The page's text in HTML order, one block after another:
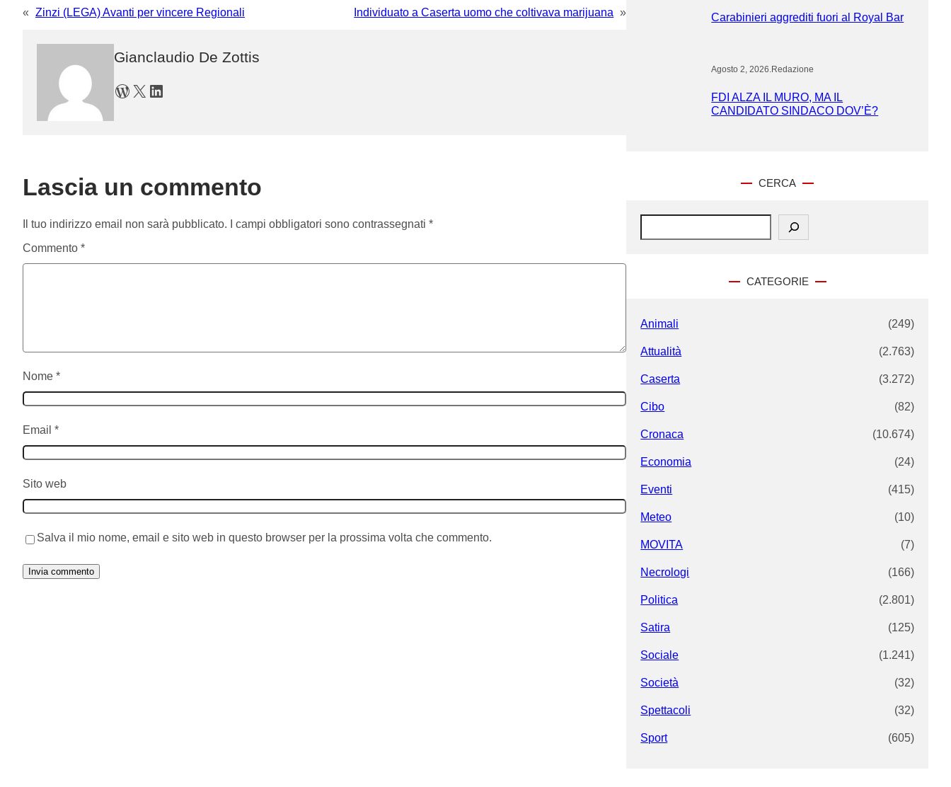
« Zinzi (LEGA) Avanti per vincere Regionali Individuato a Caserta uomo che coltivava marijuana »
Gianclaudio De Zottis
WordPress X LinkedIn
Lascia un commento
Il tuo indirizzo email non sarà pubblicato. I campi obbligatori sono contrassegnati *
Commento *
Nome *
Email *
Sito web
Salva il mio nome, email e sito web in questo browser per la prossima volta che commento.
Carabinieri aggrediti fuori al Royal Bar
Agosto 2, 2026.Redazione
FDI ALZA IL MURO, MA IL
CANDIDATO SINDACO DOV’È?
CERCA
S
CATEGORIE
Animali (249)
Attualità (2.763)
Caserta (3.272)
Cibo (82)
Cronaca (10.674)
Economia (24)
Eventi (415)
Meteo (10)
MOVITA (7)
Necrologi (166)
Politica (2.801)
Satira (125)
Sociale (1.241)
Società (32)
Spettacoli (32)
Sport (605)